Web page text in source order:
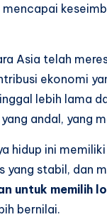
Asia telah
ekonomi
lebih lama
andal, yang
hidup ini
yang stabil, dan
untuk memilih
bernilai.